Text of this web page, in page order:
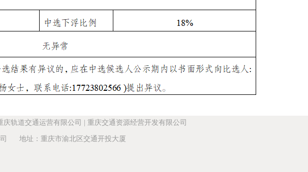
庆轨道交通运营有限公司 重庆交通资源经营开发有限公司
地址：重庆市渝北区交通开投大厦